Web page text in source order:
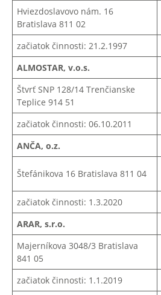
Hviezdoslavovo nám. 16
Bratislava 811 02
začiatok činnosti: 21.2.1997
ALMOSTAR, v.o.s.
Štvrť SNP 128/14 Trenčianske
Teplice 914 51
začiatok činnosti: 06.10.2011
ANČA, o.z.
Štefánikova 16 Bratislava 811 04
začiatok činnosti: 1.3.2020
ARAR, s.r.o.
Majerníkova 3048/3 Bratislava
841 05
začiatok činnosti: 1.1.2019